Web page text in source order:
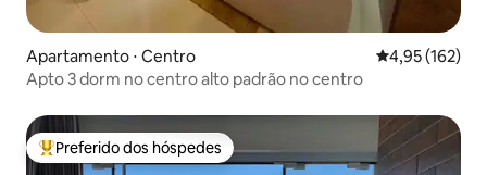
Apartamento ⋅ Centro 4,95 de uma
4,95 (162)
Apto 3 dorm no centro alto padrão no centro
Entre os melhores preferidos dos hóspedes
Preferido dos hóspedes